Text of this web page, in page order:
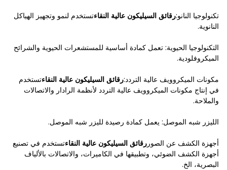
تكنولوجيا النانو:رقائق السيليكون عالية النقاءتستخدم لنمو وتجهيز الهياكل
النانوية.
التكنولوجيا الحيوية: تعمل كمادة أساسية للمستشعرات الحيوية والشرائح
الميكروفلودية.
مكونات الميكروويف عالية التردد:رقائق السيليكون عالية النقاءتستخدم
في إنتاج مكونات الميكروويف عالية التردد لأنظمة الرادار والاتصالات
والملاحة.
الليزر شبه الموصل: يعمل كمادة رصيدة لليزر شبه الموصل.
أجهزة الكشف عن الصوررقائق السيليكون عالية النقاءتستخدم في تصنيع
أجهزة الكشف الضوئي، وتطبيقها في الكاميرات، والاتصالات بالألياف
البصرية، الخ.